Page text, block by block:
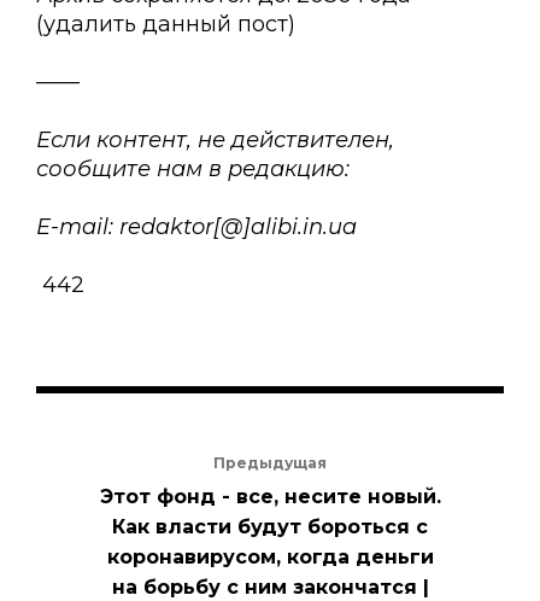
(удалить данный пост)
——
Если контент, не действителен,
сообщите нам в редакцию:
E-mail: redaktor[@]alibi.in.ua
442
Предыдущая
Этот фонд - все, несите новый.
Как власти будут бороться с
коронавирусом, когда деньги
на борьбу с ним закончатся |